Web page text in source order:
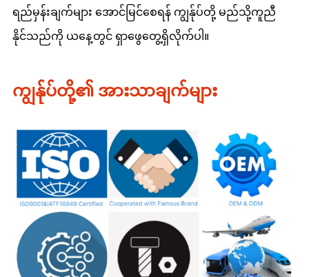
ရည်မှန်းချက်များ အောင်မြင်စေရန် ကျွန်ုပ်တို့ မည်သို့ကူညီ
နိုင်သည်ကို ယနေ့တွင် ရှာဖွေတွေ့ရှိလိုက်ပါ။
ကျွန်ုပ်တို့၏ အားသာချက်များ